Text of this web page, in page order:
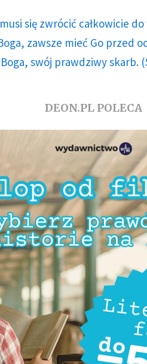
się zwrócić całkowicie
zawsze mieć Go przed
swój prawdziwy skarb.
DEON.PL POLECA